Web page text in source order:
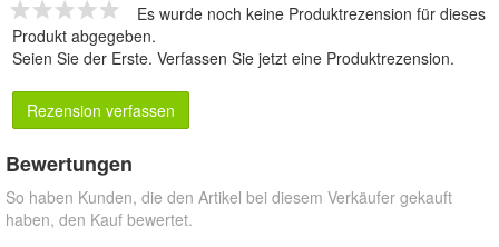
Es wurde noch keine Produktrezension für dieses
Produkt abgegeben.
Seien Sie der Erste. Verfassen Sie jetzt eine Produktrezension.
Rezension verfassen
Bewertungen
So haben Kunden, die den Artikel bei diesem Verkäufer gekauft
haben, den Kauf bewertet.